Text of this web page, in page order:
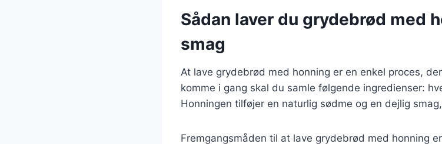
Sådan laver du grydebrød med
smag
At lave grydebrød med honning er en enkel proces,
komme i gang skal du samle følgende ingredienser:
Honningen tilføjer en naturlig sødme og en dejlig
Fremgangsmåden til at lave grydebrød med honning